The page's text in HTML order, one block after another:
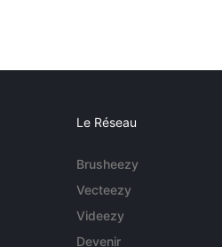
Le Réseau
Brusheezy
Vecteezy
Videezy
Devenir